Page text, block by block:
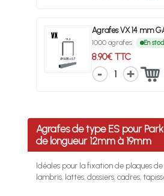
Agrafes VX 14 mm
1000 agrafes En
8.90€ TTC
1
Agrafes de type ES pour
de longueur 12mm à 19mm
Idéales pour la fixation de plaques
lambris, lattes, dossiers, cadres,